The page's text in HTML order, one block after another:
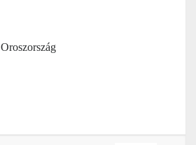
Oroszország